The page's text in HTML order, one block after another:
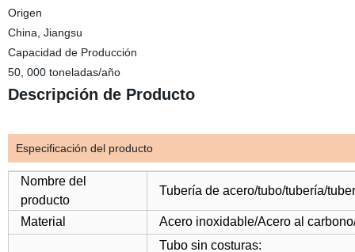
Origen
China, Jiangsu
Capacidad de Producción
50, 000 toneladas/año
Descripción de Producto
Especificación del producto
Nombre del
producto
Tubería de acero/tubo/tubería/
Material Acero inoxidable/Acero al
Tubo sin costuras: